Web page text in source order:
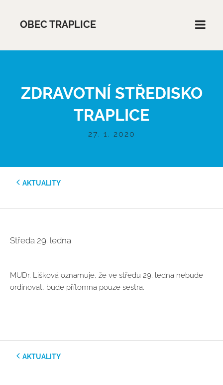
OBEC TRAPLICE
ZDRAVOTNÍ STŘEDISKO
TRAPLICE
27. 1. 2020
AKTUALITY
Středa 29. ledna
MUDr. Lišková oznamuje, že ve středu 29. ledna nebude
ordinovat, bude přítomna pouze sestra.
AKTUALITY